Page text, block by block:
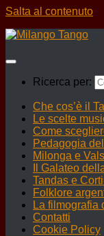
Salta al contenuto
Ricerca per:
Che cos’è il
Le scelte
Come
Pedagogia
Milonga e Vals
Il Galateo
Tandas e
Folklore
La filmografia
Contatti
Cookie Policy